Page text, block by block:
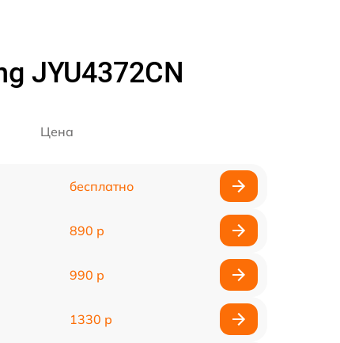
JYU4372CN
Цена
бесплатно
890 р
990 р
1330 р